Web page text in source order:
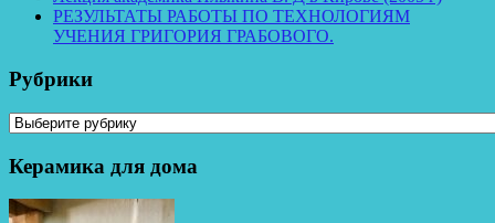
РЕЗУЛЬТАТЫ РАБОТЫ ПО ТЕХНОЛОГИЯМ
УЧЕНИЯ ГРИГОРИЯ ГРАБОВОГО.
Рубрики
Рубрики
Керамика для дома